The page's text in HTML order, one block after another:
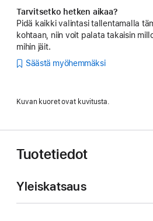
Tarvitsetko hetken aikaa?
Pidä kaikki valintasi tallentamalla
kohtaan, niin voit palata takaisin
mihin jäit.
Säästä myöhemmäksi
Kuvan kuoret ovat kuvitusta.
Tuotetiedot
Yleiskatsaus